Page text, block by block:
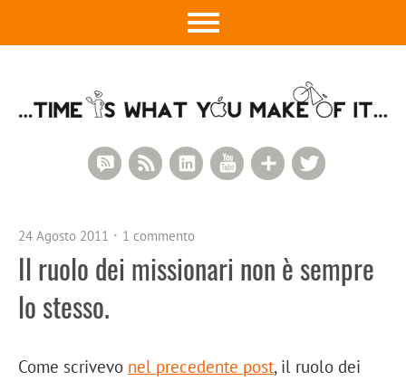
Google+
YouTube
LinkedIn
RSS Feed
RSS Comments
24 Agosto 2011 1 commento
Il ruolo dei missionari non è sempre
lo stesso.
Come scrivevo nel precedente post, il ruolo dei